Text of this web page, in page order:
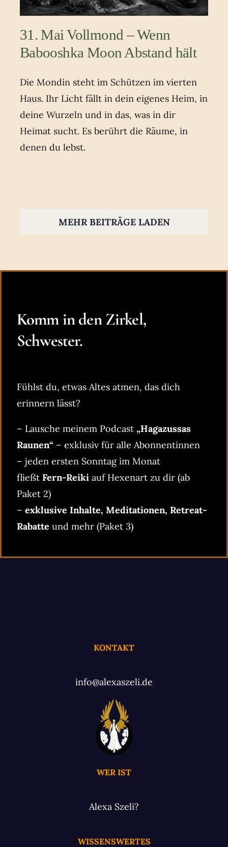
31. Mai Vollmond – Wenn
Babooshka Moon Abstand hält
Die Mondin steht im Schützen im vierten
Haus. Ihr Licht fällt in dein eigenes Heim, in
deine Wurzeln und in das, was in dir
Heimat sucht. Es berührt die Räume, in
denen du lebst.
MEHR BEITRÄGE LADEN
Komm in den Zirkel,
Schwester.
Fühlst du, etwas Altes atmen, das dich
erinnern lässt?
– Lausche meinem Podcast „Hagazussas
Raunen“ – exklusiv für alle Abonnentinnen
– jeden ersten Sonntag im Monat
fließt Fern-Reiki auf Hexenart zu dir (ab
Paket 2)
– exklusive Inhalte, Meditationen, Retreat-
Rabatte und mehr (Paket 3)
KONTAKT
info@alexaszeli.de
WER IST
Alexa Szeli?
WISSENSWERTES